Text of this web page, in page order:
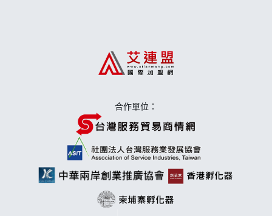
手作功夫茶加盟說明會合作單位：